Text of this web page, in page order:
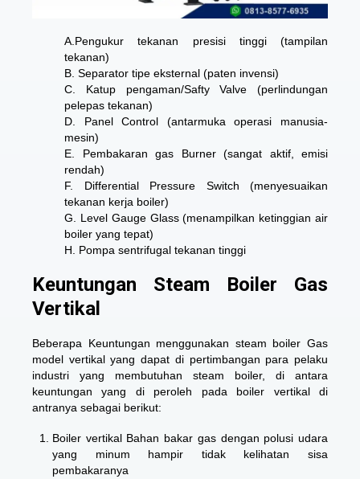
A.Pengukur tekanan presisi tinggi (tampilan
tekanan)
B. Separator tipe eksternal (paten invensi)
C. Katup pengaman/Safty Valve (perlindungan
pelepas tekanan)
D. Panel Control (antarmuka operasi manusia-
mesin)
E. Pembakaran gas Burner (sangat aktif, emisi
rendah)
F. Differential Pressure Switch (menyesuaikan
tekanan kerja boiler)
G. Level Gauge Glass (menampilkan ketinggian air
boiler yang tepat)
H. Pompa sentrifugal tekanan tinggi
Keuntungan Steam Boiler Gas
Vertikal
Beberapa Keuntungan menggunakan steam boiler Gas
model vertikal yang dapat di pertimbangan para pelaku
industri yang membutuhan steam boiler, di antara
keuntungan yang di peroleh pada boiler vertikal di
antranya sebagai berikut:
Boiler vertikal Bahan bakar gas dengan polusi udara
yang minum hampir tidak kelihatan sisa
pembakaranya